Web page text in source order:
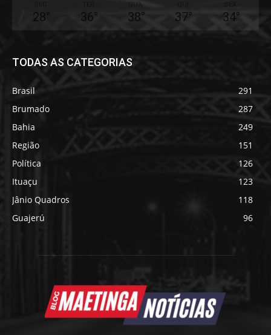
28° 36°
QUA
38° 37° 34°
TODAS AS CATEGORIAS
Brasil
291
Brumado
287
Bahia
249
Região
151
Política
126
Ituaçu
123
Jânio Quadros
118
Guajerú
96